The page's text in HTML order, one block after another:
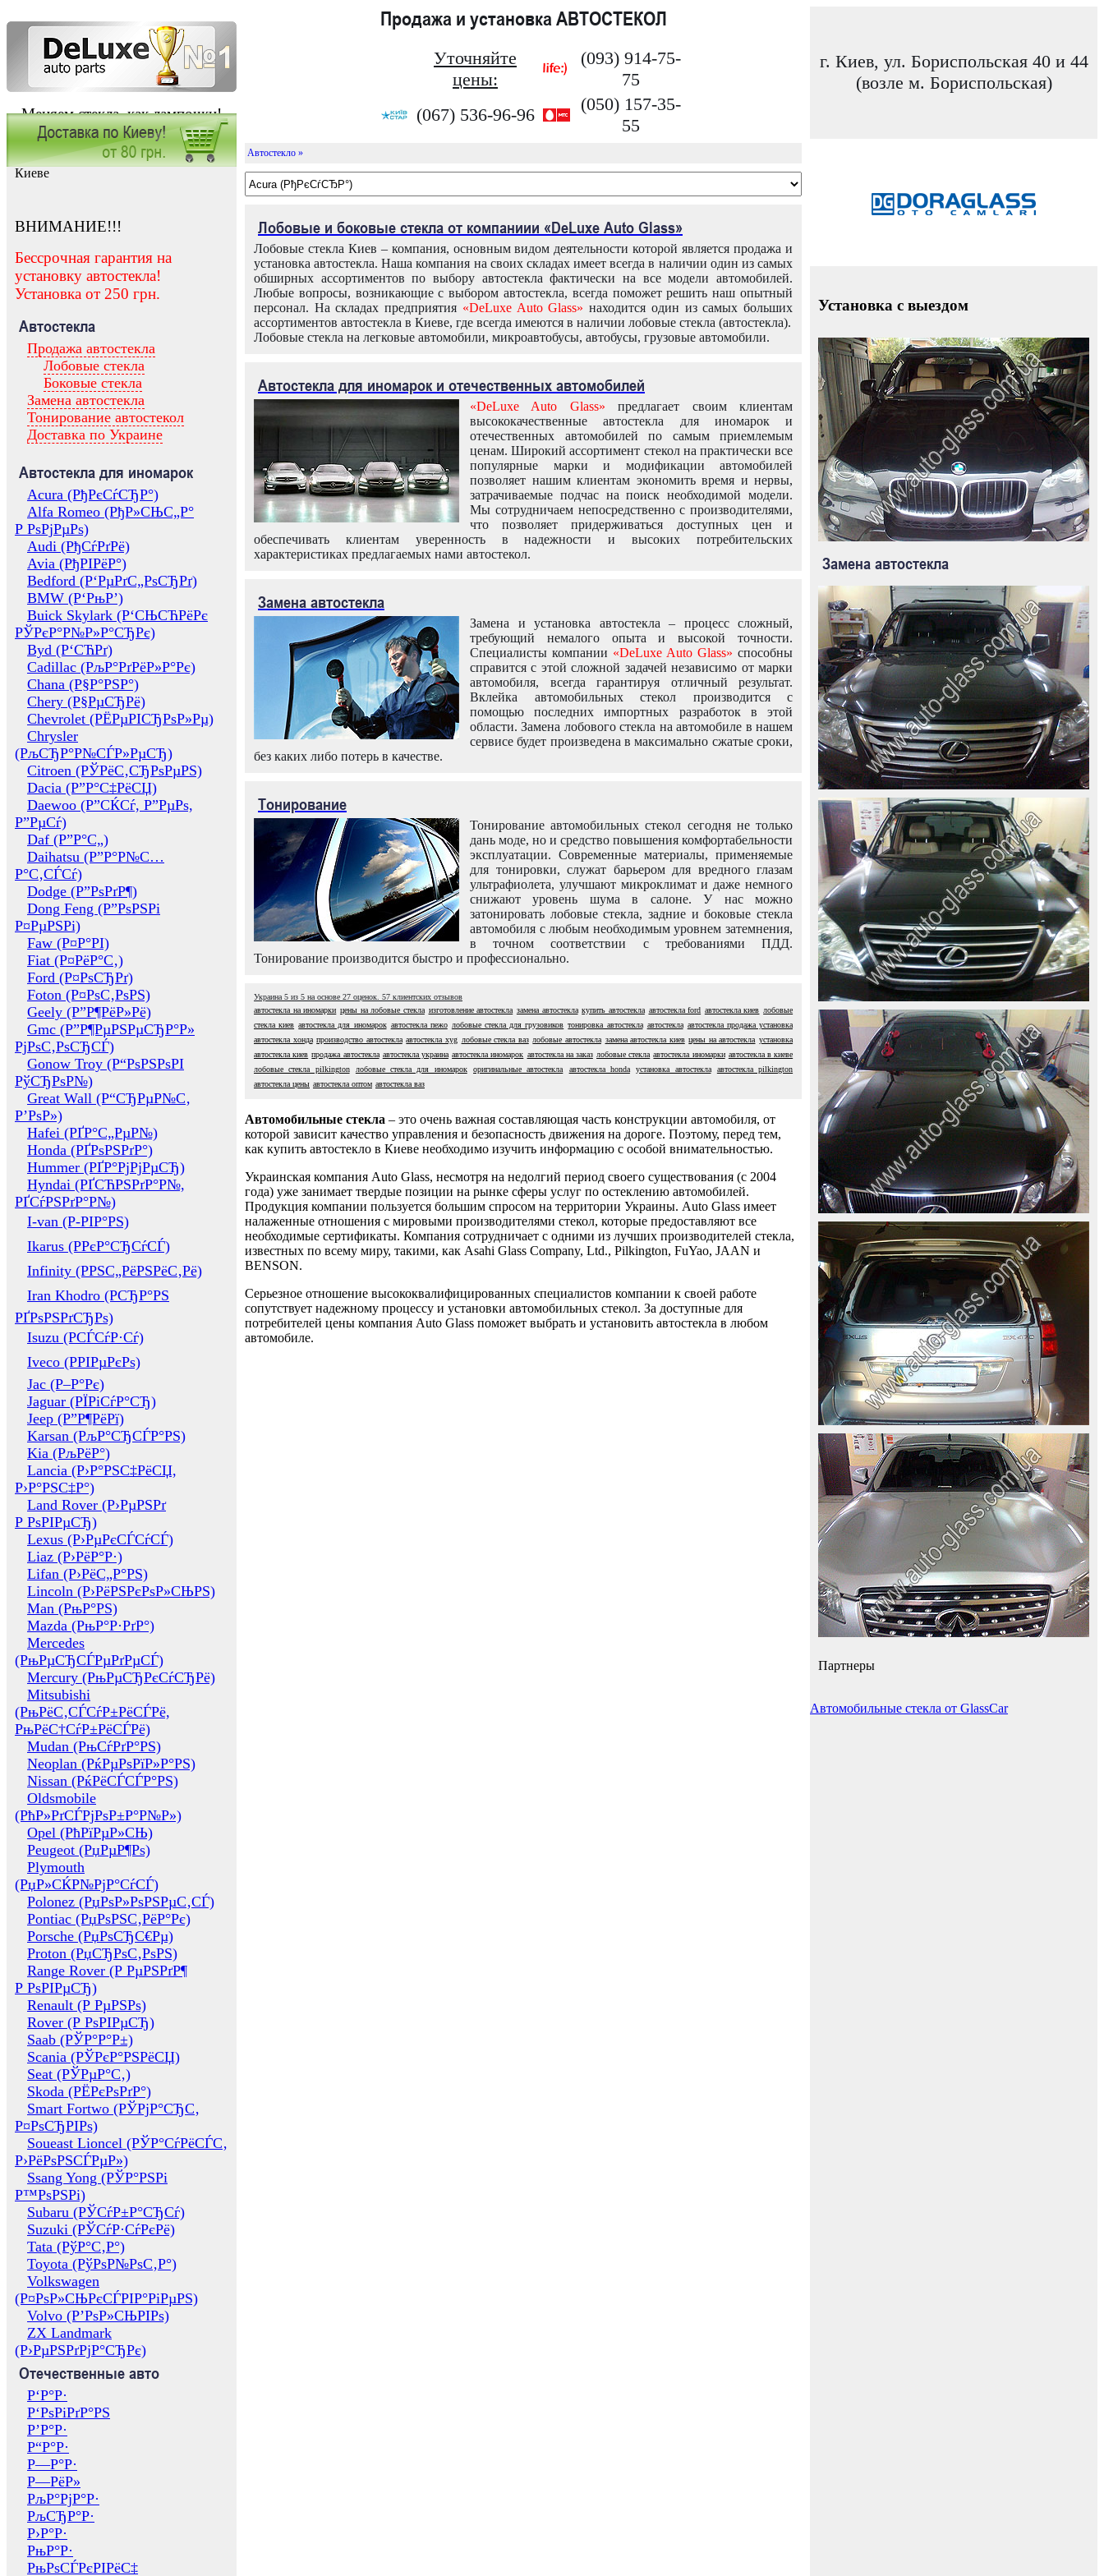
Меняем стекла, как лампочки!
Продажа и установка АВТОСТЕКОЛ
Уточняйте
цены:
(093) 914-75-
75
(067) 536-96-96
(050) 157-35-
55
г. Киев, ул. Бориспольская 40 и 44
(возле м. Бориспольская)
Заказать установку автостекла в
Киеве
ВНИМАНИЕ!!!
Бессрочная гарантия на
установку автостекла!
Установка от 250 грн.
Автостекла
Продажа автостекла
Лобовые стекла
Боковые стекла
Замена автостекла
Тонирование автостекол
Доставка по Украине
Автостекла для иномарок
Acura (РђРєСѓСЂР°)
Alfa Romeo (РђР»СЊС„Р°
Р РѕРјРµРѕ)
Audi (РђСѓРґРё)
Avia (РђРІРёР°)
Bedford (Р‘РµРґС„РѕСЂРґ)
BMW (Р‘РњР’)
Buick Skylark (Р‘СЊСЋРёРє
РЎРєР°Р№Р»Р°СЂРє)
Byd (Р‘СЋРґ)
Cadillac (РљР°РґРёР»Р°Рє)
Chana (Р§Р°РЅР°)
Chery (Р§РµСЂРё)
Chevrolet (РЁРµРІСЂРѕР»Рµ)
Chrysler
(РљСЂР°Р№СЃР»РµСЂ)
Citroen (РЎРёС‚СЂРѕРµРЅ)
Dacia (Р”Р°С‡РёСЏ)
Daewoo (Р”СЌСѓ, Р”РµРѕ,
Р”РµСѓ)
Daf (Р”Р°С„)
Daihatsu (Р”Р°Р№С…
Р°С‚СЃСѓ)
Dodge (Р”РѕРґР¶)
Dong Feng (Р”РѕРЅРі
Р¤РµРЅРі)
Faw (Р¤Р°РІ)
Fiat (Р¤РёР°С‚)
Ford (Р¤РѕСЂРґ)
Foton (Р¤РѕС‚РѕРЅ)
Geely (Р”Р¶РёР»Рё)
Gmc (Р”Р¶РµРЅРµСЂР°Р»
РјРѕС‚РѕСЂСЃ)
Gonow Troy (Р“РѕРЅРѕРІ
РўСЂРѕР№)
Great Wall (Р“СЂРµР№С‚
Р’РѕР»)
Hafei (РҐР°С„РµР№)
Honda (РҐРѕРЅРґР°)
Hummer (РҐР°РјРјРµСЂ)
Hyndai (РҐСЋРЅРґР°Р№,
РҐСѓРЅРґР°Р№)
I-van (Р-РІР°РЅ)
Ikarus (РРєР°СЂСѓСЃ)
Infinity (РРЅС„РёРЅРёС‚Рё)
Iran Khodro (РСЂР°РЅ
РҐРѕРЅРґСЂРѕ)
Isuzu (РСЃСѓР·Сѓ)
Iveco (РРІРµРєРѕ)
Jac (Р–Р°Рє)
Jaguar (РЇРіСѓР°СЂ)
Jeep (Р”Р¶РёРї)
Karsan (РљР°СЂСЃР°РЅ)
Kia (РљРёР°)
Lancia (Р›Р°РЅС‡РёСЏ,
Р›Р°РЅС‡Р°)
Land Rover (Р›РµРЅРґ
Р РѕРІРµСЂ)
Lexus (Р›РµРєСЃСѓСЃ)
Liaz (Р›РёР°Р·)
Lifan (Р›РёС„Р°РЅ)
Lincoln (Р›РёРЅРєРѕР»СЊРЅ)
Man (РњР°РЅ)
Mazda (РњР°Р·РґР°)
Mercedes
(РњРµСЂСЃРµРґРµСЃ)
Mercury (РњРµСЂРєСѓСЂРё)
Mitsubishi
(РњРёС‚СЃСѓР±РёСЃРё,
РњРёС†СѓР±РёСЃРё)
Mudan (РњСѓРґР°РЅ)
Neoplan (РќРµРѕРїР»Р°РЅ)
Nissan (РќРёСЃСЃР°РЅ)
Oldsmobile
(РћР»РґСЃРјРѕР±Р°Р№Р»)
Opel (РћРїРµР»СЊ)
Peugeot (РџРµР¶Рѕ)
Plymouth
(РџР»СЌР№РјР°СѓСЃ)
Polonez (РџРѕР»РѕРЅРµС‚СЃ)
Pontiac (РџРѕРЅС‚РёР°Рє)
Porsche (РџРѕСЂС€Рµ)
Proton (РџСЂРѕС‚РѕРЅ)
Range Rover (Р РµРЅРґР¶
Р РѕРІРµСЂ)
Renault (Р РµРЅРѕ)
Rover (Р РѕРІРµСЂ)
Saab (РЎР°Р°Р±)
Scania (РЎРєР°РЅРёСЏ)
Seat (РЎРµР°С‚)
Skoda (РЁРєРѕРґР°)
Smart Fortwo (РЎРјР°СЂС‚
Р¤РѕСЂРІРѕ)
Soueast Lioncel (РЎР°СѓРёСЃС‚
Р›РёРѕРЅСЃРµР»)
Ssang Yong (РЎР°РЅРі
Р™РѕРЅРі)
Subaru (РЎСѓР±Р°СЂСѓ)
Suzuki (РЎСѓР·СѓРєРё)
Tata (РўР°С‚Р°)
Toyota (РўРѕР№РѕС‚Р°)
Volkswagen
(Р¤РѕР»СЊРєСЃРІР°РіРµРЅ)
Volvo (Р’РѕР»СЊРІРѕ)
ZX Landmark
(Р›РµРЅРґРјР°СЂРє)
Отечественные авто
Р‘Р°Р·
Р‘РѕРіРґР°РЅ
Р’Р°Р·
Р“Р°Р·
Р—Р°Р·
Р—РёР»
РљР°РјР°Р·
РљСЂР°Р·
Р›Р°Р·
РњР°Р·
РњРѕСЃРєРІРёС‡
Автостекло »
Лобовые и боковые стекла от компаниии «DeLuxe Auto Glass»
Лобовые стекла Киев – компания, основным видом деятельности которой является продажа и
установка автостекла. Наша компания на своих складах имеет всегда в наличии один из самых
обширных ассортиментов по выбору автостекла фактически на все модели автомобилей.
Любые вопросы, возникающие с выбором автостекла, всегда поможет решить наш опытный
персонал. На складах предприятия «DeLuxe Auto Glass» находится один из самых больших
ассортиментов автостекла в Киеве, где всегда имеются в наличии лобовые стекла (автостекла).
Лобовые стекла на легковые автомобили, микроавтобусы, автобусы, грузовые автомобили.
Автостекла для иномарок и отечественных автомобилей
«DeLuxe Auto Glass» предлагает своим клиентам
высококачественные автостекла для иномарок и
отечественных автомобилей по самым приемлемым
ценам. Широкий ассортимент стекол на практически все
популярные марки и модификации автомобилей
позволяет нашим клиентам экономить время и нервы,
затрачиваемые подчас на поиск необходимой модели.
Мы сотрудничаем непосредственно с производителями,
что позволяет придерживаться доступных цен и
обеспечивать клиентам уверенность в надежности и высоких потребительских
характеристиках предлагаемых нами автостекол.
Замена автостекла
Замена и установка автостекла – процесс сложный,
требующий немалого опыта и высокой точности.
Специалисты компании «DeLuxe Auto Glass» способны
справится с этой сложной задачей независимо от марки
автомобиля, всегда гарантируя отличный результат.
Вклейка автомобильных стекол производится с
помощью последних импортных разработок в этой
области. Замена лобового стекла на автомобиле в нашем
сервисе будет произведена в максимально сжатые сроки,
без каких либо потерь в качестве.
Тонирование
Тонирование автомобильных стекол сегодня не только
дань моде, но и средство повышения комфортабельности
эксплуатации. Современные материалы, применяемые
для тонировки, служат барьером для вредного глазам
ультрафиолета, улучшают микроклимат и даже немного
снижают уровень шума в салоне. У нас можно
затонировать лобовые стекла, задние и боковые стекла
автомобиля с любым необходимым уровнем затемнения,
в точном соответствии с требованиями ПДД.
Тонирование производится быстро и профессионально.
Украина 5 из 5 на основе 27 оценок. 57 клиентских отзывов
автостекла на иномарки цены на лобовые стекла изготовление автостекла замена автостекла купить автостекла автостекла ford автостекла киев лобовые
стекла киев автостекла для иномарок автостекла пежо лобовые стекла для грузовиков тонировка автостекла автостекла автостекла продажа установка
автостекла хонда производство автостекла автостекла xyg лобовые стекла ваз лобовые автостекла замена автостекла киев цены на автостекла установка
автостекла киев продажа автостекла автостекла украина автостекла иномарок автостекла на заказ лобовые стекла автостекла иномарки автостекла в киеве
лобовые стекла pilkington
лобовые стекла для иномарок оригинальные автостекла автостекла honda установка автостекла
автостекла pilkington
автостекла цены автостекла оптом автостекла ваз
Автомобильные стекла – это очень важная составляющая часть конструкции автомобиля, от
которой зависит качество управления и безопасность движения на дороге. Поэтому, перед тем,
как купить автостекло в Киеве необходимо изучить информацию с особой внимательностью.
Украинская компания Auto Glass, несмотря на недолгий период своего существования (с 2004
года) уже занимает твердые позиции на рынке сферы услуг по остеклению автомобилей.
Продукция компании пользуется большим спросом на территории Украины. Auto Glass имеет
налаженные отношения с мировыми производителями стекол, которые предоставляют все
необходимые сертификаты. Компания сотрудничает с одними из лучших производителей стекла,
известных по всему миру, такими, как Asahi Glass Company, Ltd., Pilkington, FuYao, JAAN и
BENSON.
Серьезное отношение высококвалифицированных специалистов компании к своей работе
сопутствует надежному процессу и установки автомобильных стекол. За доступные для
потребителей цены компания Auto Glass поможет выбрать и установить автостекла в любом
автомобиле.
Установка с выездом
Замена автостекла
Партнеры
Автомобильные стекла от GlassCar